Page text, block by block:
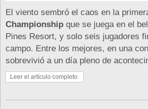
El viento sembró el caos en la
Championship que se juega en el
Pines Resort, y solo seis jugadores
campo. Entre los mejores, en una
sobrevivió a un día pleno de
Leer el artículo completo.